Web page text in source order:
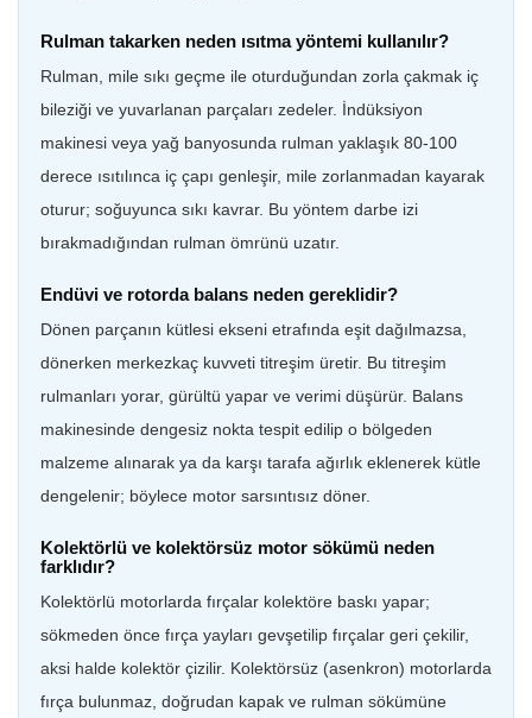
Rulman takarken neden ısıtma yöntemi kullanılır?
Rulman, mile sıkı geçme ile oturduğundan zorla çakmak iç
bileziği ve yuvarlanan parçaları zedeler. İndüksiyon
makinesi veya yağ banyosunda rulman yaklaşık 80-100
derece ısıtılınca iç çapı genleşir, mile zorlanmadan kayarak
oturur; soğuyunca sıkı kavrar. Bu yöntem darbe izi
bırakmadığından rulman ömrünü uzatır.
Endüvi ve rotorda balans neden gereklidir?
Dönen parçanın kütlesi ekseni etrafında eşit dağılmazsa,
dönerken merkezkaç kuvveti titreşim üretir. Bu titreşim
rulmanları yorar, gürültü yapar ve verimi düşürür. Balans
makinesinde dengesiz nokta tespit edilip o bölgeden
malzeme alınarak ya da karşı tarafa ağırlık eklenerek kütle
dengelenir; böylece motor sarsıntısız döner.
Kolektörlü ve kolektörsüz motor sökümü neden
farklıdır?
Kolektörlü motorlarda fırçalar kolektöre baskı yapar;
sökmeden önce fırça yayları gevşetilip fırçalar geri çekilir,
aksi halde kolektör çizilir. Kolektörsüz (asenkron) motorlarda
fırça bulunmaz, doğrudan kapak ve rulman sökümüne